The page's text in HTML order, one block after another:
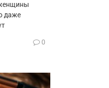
даже
0